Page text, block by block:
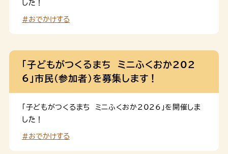
した！
#おでかけする
「子どもがつくるまち ミニふくおか202
6」市民（参加者）を募集します！
「子どもがつくるまち ミニふくおか2026」を開催しま
した！
#おでかけする